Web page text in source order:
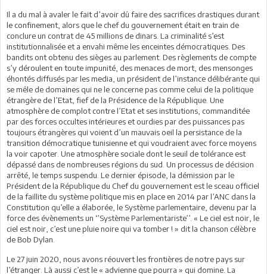
Il a du mal à avaler le fait d’avoir dû faire des sacrifices drastiques durant
le confinement, alors que le chef du gouvernement était en train de
conclure un contrat de 45 millions de dinars. La criminalité s’est
institutionnalisée et a envahi même les enceintes démocratiques. Des
bandits ont obtenu des sièges au parlement. Des règlements de compte
s’y déroulent en toute impunité, des menaces de mort, des mensonges
éhontés diffusés par les media, un président de l’instance délibérante qui
se mêle de domaines qui ne le concerne pas comme celui de la politique
étrangère de l’Etat, fief de la Présidence de la République. Une
atmosphère de complot contre l’Etat et ses institutions, commanditée
par des forces occultes intérieures et ourdies par des puissances pas
toujours étrangères qui voient d’un mauvais oeil la persistance de la
transition démocratique tunisienne et qui voudraient avec force moyens
la voir capoter. Une atmosphère sociale dont le seuil de tolérance est
dépassé dans de nombreuses régions du sud. Un processus de décision
arrêté, le temps suspendu. Le dernier épisode, la démission par le
Président de la République du Chef du gouvernement est le sceau officiel
de la faillite du système politique mis en place en 2014 par l’ANC dans la
Constitution qu’elle a élaborée, le Système parlementaire, devenu par la
force des évènements un ‘’Système Parlementariste’’. « Le ciel est noir, le
ciel est noir, c’est une pluie noire qui va tomber ! » dit la chanson célèbre
de Bob Dylan.
Le 27 juin 2020, nous avons réouvert les frontières de notre pays sur
l’étranger. Là aussi c’est le « advienne que pourra » qui domine. La